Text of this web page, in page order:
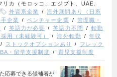
カ（モロッコ、エジプト、UAE、
外資系企業
海外展開あり（日系
企業 ベンチャー企業
管理職・
英語力が必要 英語力不問
転勤
用（未経験可） 海外転勤
年収
ストックオプションあり
フレック
・留学支援制度 育児支援制度
応募できる候補者が